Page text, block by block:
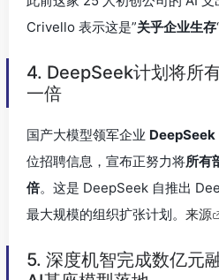
Crivello 表示这是”关乎企业生存
4. DeepSeek计划将所
一倍
国产大模型领军企业 DeepSeek
位招聘信息，宣布正努力将所有
倍。这是 DeepSeek 自推出
最大规模的组织扩张计划。 来源
5. 深度机智完成数亿元